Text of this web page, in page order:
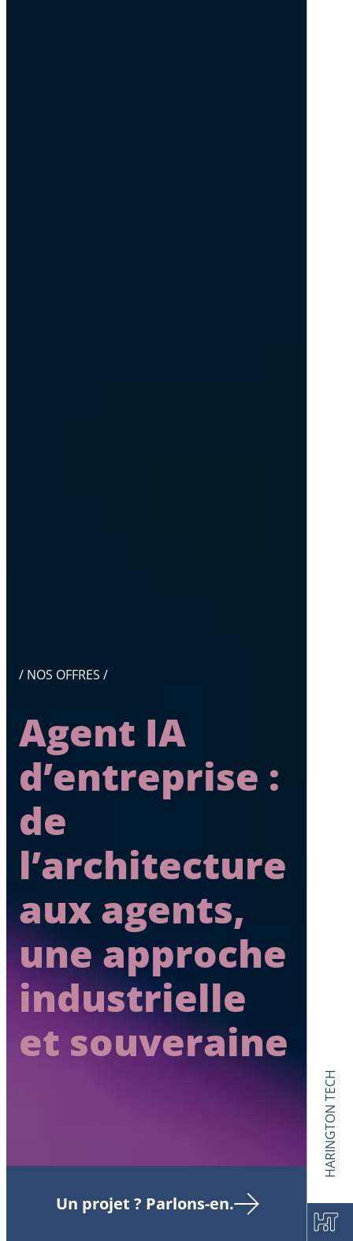
HARINGTON TECH
/ NOS OFFRES /
Agent IA
d’entreprise :
de
l’architecture
aux agents,
une approche
industrielle
et souveraine
Un projet ? Parlons-en.